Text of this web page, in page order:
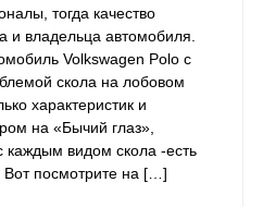
тогда качество
и владельца автомобиля.
Volkswagen Polo с
скола на лобовом
характеристик и
на «Бычий глаз»,
каждым видом скола -есть
Вот посмотрите на […]